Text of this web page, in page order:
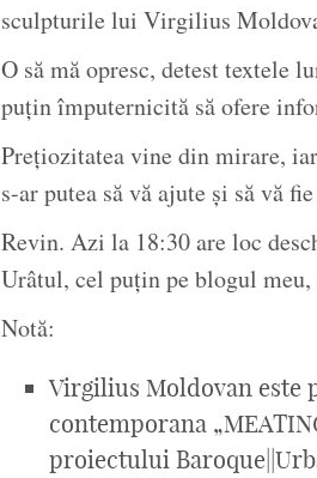
sculpturile lui Virgilius
O să mă opresc, detest textele
puțin împuternicită să ofere
Prețiozitatea vine din mirare,
s-ar putea să vă ajute și să vă
Revin. Azi la 18:30 are loc
Urâtul, cel puțin pe blogul
Notă:
Virgilius Moldovan este
contemporana
proiectului